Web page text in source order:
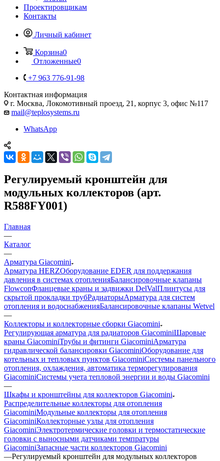
Проектировщикам
Контакты
Личный кабинет
Корзина0
Отложенные0
+7 963 776-91-98
Контактная информация
г. Москва, Локомотивный проезд, 21, корпус 3, офис №117
mail@teplosystems.ru
WhatsApp
Регулируемый кронштейн для
модульных коллекторов (арт.
R588FY001)
Главная
—
Каталог
—
Арматура Giacomini
Арматура HERZОборудование EDER для поддержания
давления в системах отопленияБалансировочные клапаны
FlowconФланцевые краны и задвижки DelValПлинтусы для
скрытой прокладки трубРадиаторыАрматура для систем
отопления и водоснабженияБалансировочные клапаны Wetvel
—
Коллекторы и коллекторные сборки Giacomini
Регулирующая арматура для радиаторов GiacominiШаровые
краны GiacominiТрубы и фитинги GiacominiАрматура
гидравлической балансировки GiacominiОборудование для
котельных и тепловых пунктов GiacominiСистемы панельного
отопления, охлаждения, автоматика терморегулирования
GiacominiСистемы учета тепловой энергии и воды Giacomini
—
Шкафы и кронштейны для коллекторов Giacomini
Распределительные коллекторы для отопления
GiacominiМодульные коллекторы для отопления
GiacominiКоллекторные узлы для отопления
GiacominiЭлектротермические головки и термостатические
головки с выносными датчиками темпратуры
GiacominiЗапасные части коллекторов Giacomini
—Регулируемый кронштейн для модульных коллекторов